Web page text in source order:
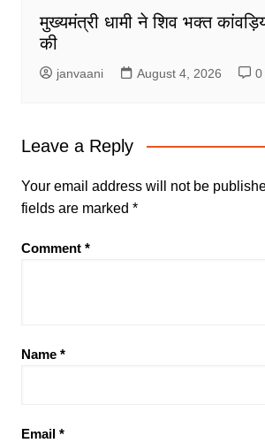
मुख्यमंत्री धामी ने शिव भक्त
की
janvaani August 4, 2026 0
Leave a Reply
Your email address will not be
fields are marked *
Comment *
Name *
Email *